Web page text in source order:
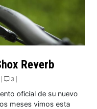
Reverb
3 |
oficial de su nuevo
meses vimos esta